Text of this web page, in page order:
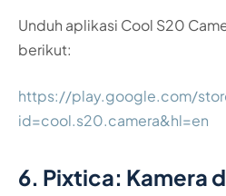
Unduh aplikasi Cool S20
berikut:
https://play.google.com/
id=cool.s20.camera&hl=en
6. Pixtica: Kamera